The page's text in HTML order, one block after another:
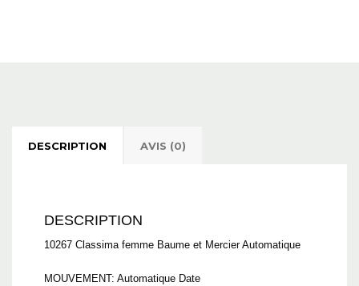
DESCRIPTION AVIS (0)
DESCRIPTION
10267 Classima femme Baume et Mercier Automatique
MOUVEMENT: Automatique Date